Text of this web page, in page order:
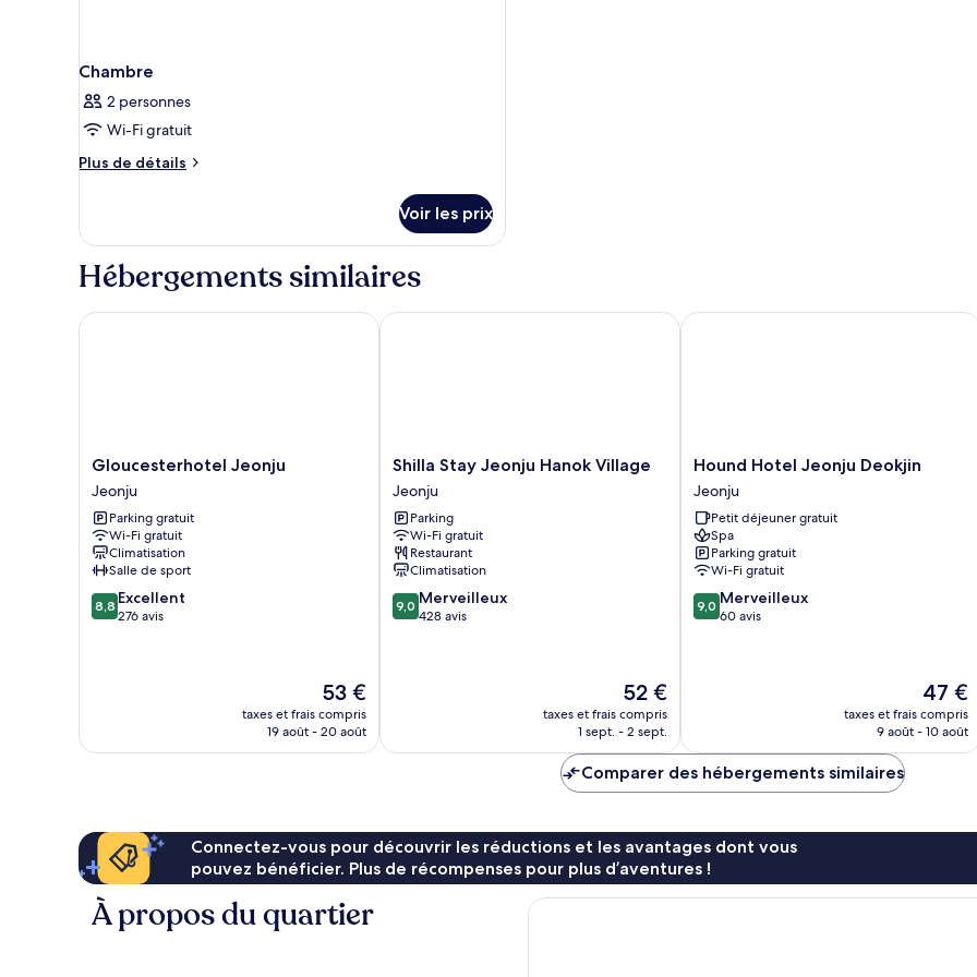
Chambre
2 personnes
Wi-Fi gratuit
Plus de détails
Plus
le
type
de
Chambre
Voir les prix
Hébergements similaires
Gloucesterhotel
Jeonju
Jeonju
Gloucesterhotel Jeonju
Jeonju
Parking gratuit
Wi-Fi gratuit
Climatisation
Salle de sport
8.8
sur
8,8 Excellent
276 avis
Le
nouveau
prix
53 €
taxes et frais compris
19 août - 20 août
Gloucesterhotel Jeonju
Shilla
Stay
Jeonju
Hanok
Village
Jeonju
Shilla Stay Jeonju Hanok Village
Jeonju
Parking
Wi-Fi gratuit
Restaurant
Climatisation
9.0
sur
9,0 Merveilleux
428 avis
Le
nouveau
prix
de
52 €
taxes et frais compris
1 sept. - 2 sept.
Shilla Stay Jeonju Hanok Village
Hound
Hotel
Jeonju
Deokjin
Jeonju
Hound Hotel Jeonju Deokjin
Jeonju
Petit déjeuner gratuit
Spa
Parking gratuit
Wi-Fi gratuit
9.0
sur
9,0 Merveilleux
60 avis
Le
nouveau
prix
47 €
taxes et frais compris
9 août - 10 août
Hound Hotel Jeonju Deokjin
Comparer des hébergements similaires
Connectez-vous pour découvrir les réductions et les avantages dont vous
pouvez bénéficier. Plus de récompenses pour plus d’aventures !
À propos du quartier